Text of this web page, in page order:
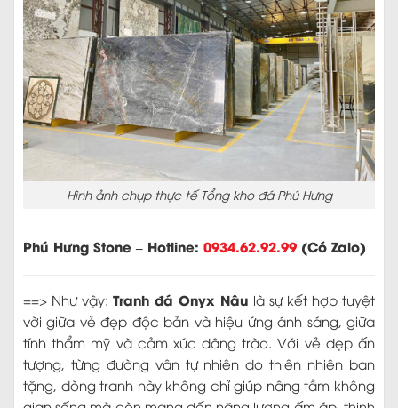
Hình ảnh chụp thực tế Tổng kho đá Phú Hưng
Phú Hưng Stone – Hotline: 0934.62.92.99 (Có Zalo)
==> Như vậy:Tranh đá Onyx Nâu là sự kết hợp tuyệt
vời giữa vẻ đẹp độc bản và hiệu ứng ánh sáng, giữa
tính thẩm mỹ và cảm xúc dâng trào. Với vẻ đẹp ấn
tượng, từng đường vân tự nhiên do thiên nhiên ban
tặng, dòng tranh này không chỉ giúp nâng tầm không